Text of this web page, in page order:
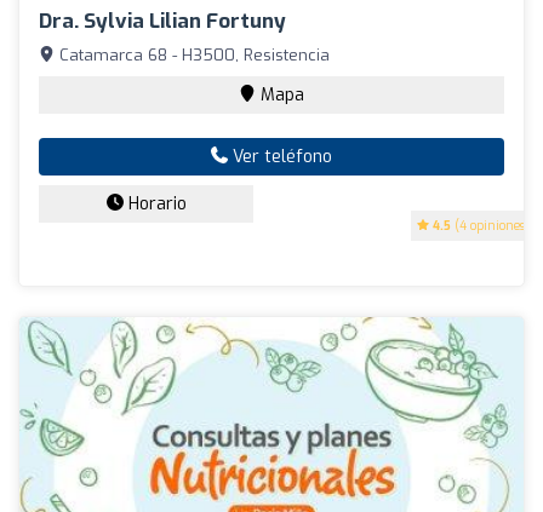
Dra. Sylvia Lilian Fortuny
4.5 (4 opiniones)
Catamarca 68 - H3500, Resistencia
Mapa
Ver teléfono
Horario